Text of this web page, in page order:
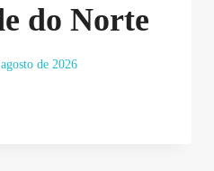
do Norte
de 2026